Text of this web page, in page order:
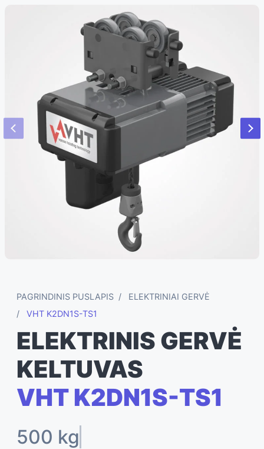
PAGRINDINIS PUSLAPIS
ELEKTRINIAI GERVĖ
VHT K2DN1S-TS1
ELEKTRINIS GERVĖ
KELTUVAS
VHT K2DN1S-TS1
500 kg